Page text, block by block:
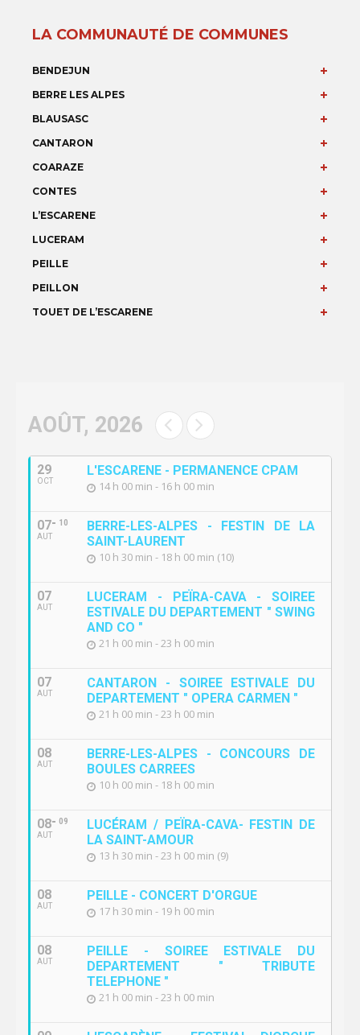
LA COMMUNAUTÉ DE COMMUNES
BENDEJUN
BERRE LES ALPES
BLAUSASC
CANTARON
COARAZE
CONTES
L’ESCARENE
LUCERAM
PEILLE
PEILLON
TOUET DE L’ESCARENE
AOÛT, 2026
29
OCT
L'ESCARENE - PERMANENCE CPAM
14 h 00 min - 16 h 00 min
07
AUT
10
BERRE-LES-ALPES - FESTIN DE LA
SAINT-LAURENT
10 h 30 min - 18 h 00 min (10)
07
AUT
LUCERAM - PEÏRA-CAVA - SOIREE
ESTIVALE DU DEPARTEMENT " SWING
AND CO "
21 h 00 min - 23 h 00 min
07
AUT
CANTARON - SOIREE ESTIVALE DU
DEPARTEMENT " OPERA CARMEN "
21 h 00 min - 23 h 00 min
08
AUT
BERRE-LES-ALPES - CONCOURS DE
BOULES CARREES
10 h 00 min - 18 h 00 min
08
AUT
09
LUCÉRAM / PEÏRA-CAVA- FESTIN DE
LA SAINT-AMOUR
13 h 30 min - 23 h 00 min (9)
08
AUT
PEILLE - CONCERT D'ORGUE
17 h 30 min - 19 h 00 min
08
AUT
PEILLE - SOIREE ESTIVALE DU
DEPARTEMENT " TRIBUTE
TELEPHONE "
21 h 00 min - 23 h 00 min